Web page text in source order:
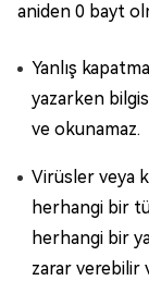
aniden 0 bayt
Yanlış
yazarken
ve okunamaz.
Virüsler veya
herhangi bir
herhangi bir
zarar verebilir